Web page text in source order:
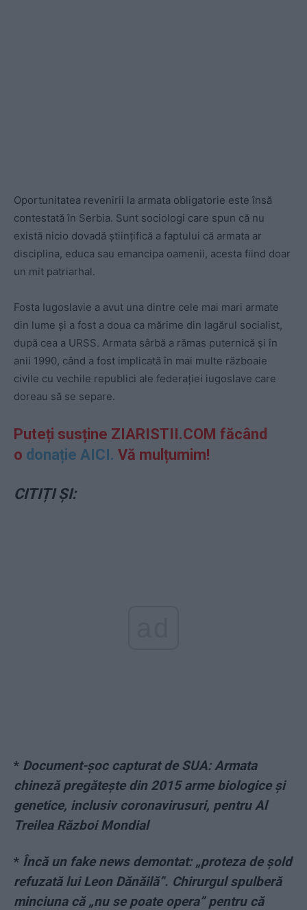
Oportunitatea revenirii la armata obligatorie este însă
contestată în Serbia. Sunt sociologi care spun că nu
există nicio dovadă științifică a faptului că armata ar
disciplina, educa sau emancipa oamenii, acesta fiind doar
un mit patriarhal.
Fosta Iugoslavie a avut una dintre cele mai mari armate
din lume și a fost a doua ca mărime din lagărul socialist,
după cea a URSS. Armata sârbă a rămas puternică și în
anii 1990, când a fost implicată în mai multe războaie
civile cu vechile republici ale federației iugoslave care
doreau să se separe.
Puteți susține ZIARISTII.COM făcând
o donație AICI. Vă mulțumim!
CITIȚI ȘI:
* Document-șoc capturat de SUA: Armata
chineză pregătește din 2015 arme biologice și
genetice, inclusiv coronavirusuri, pentru Al
Treilea Război Mondial
* Încă un fake news demontat: „proteza de șold
refuzată lui Leon Dănăilă”. Chirurgul spulberă
minciuna că „nu se poate opera” pentru că